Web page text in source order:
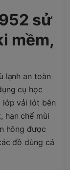
sử
mềm,
lạnh an toàn
cụ học
lớp vải lót bên
hạn chế mùi
hông được
đồ dùng cá